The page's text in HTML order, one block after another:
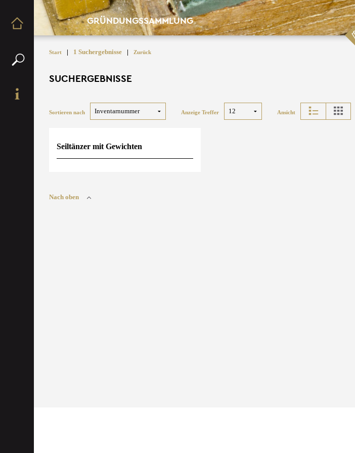
GRÜNDUNGSSAMMLUNG
Start | 1 Suchergebnisse | Zurück
SUCHERGEBNISSE
Sortieren nach Anzeige Treffer Ansicht
Seiltänzer mit Gewichten
Nach oben